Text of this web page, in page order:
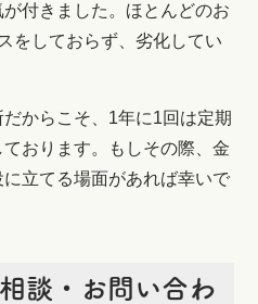
付きました。ほとんどのお
をしておらず、劣化してい
からこそ、1年に1回は定期
おります。もしその際、金
立てる場面があれば幸いで
談・お問い合わ